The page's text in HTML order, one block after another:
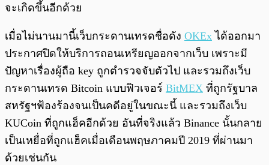
จะเกิดขึ้นอีกด้วย
เมื่อไม่นานมานี้เว็บกระดานเทรดชื่อดัง OKEx ได้ออกมา
ประกาศปิดให้บริการถอนเหรียญออกจากเว็บ เพราะมี
ปัญหาเรื่องผู้ถือ key ถูกตำรวจจับตัวไป และรวมถึงเว็บ
กระดานเทรด Bitcoin แบบฟิวเจอร์ BitMEX ที่ถูกรัฐบาล
สหรัฐฯฟ้องร้องจนเป็นคดีอยู่ในขณะนี้ และรวมถึงเว็บ
KUCoin ที่ถูกแฮ็คอีกด้วย อันที่จริงแล้ว Binance นั้นกลาย
เป็นเหยื่อที่ถูกแฮ็คเมื่อเดือนพฤษภาคมปี 2019 ที่ผ่านมา
ด้วยเช่นกัน